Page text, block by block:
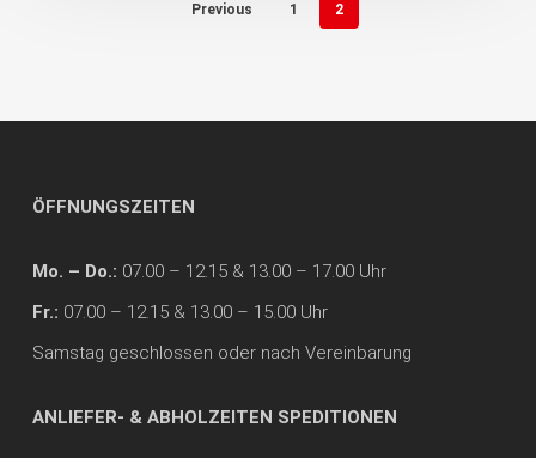
Previous 1 2
ÖFFNUNGSZEITEN
Mo. – Do.: 07.00 – 12.15 & 13.00 – 17.00 Uhr
Fr.: 07.00 – 12.15 & 13.00 – 15.00 Uhr
Samstag geschlossen oder nach Vereinbarung
ANLIEFER- & ABHOLZEITEN SPEDITIONEN